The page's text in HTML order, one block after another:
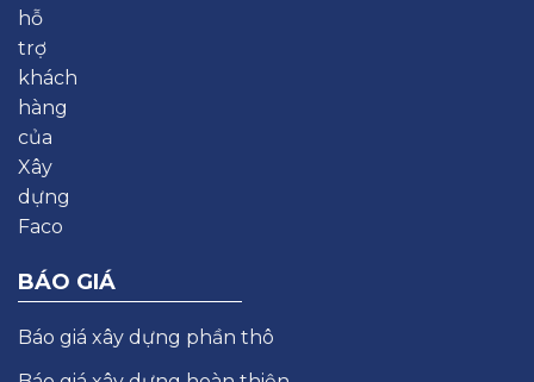
BÁO GIÁ
Báo giá xây dựng phần thô